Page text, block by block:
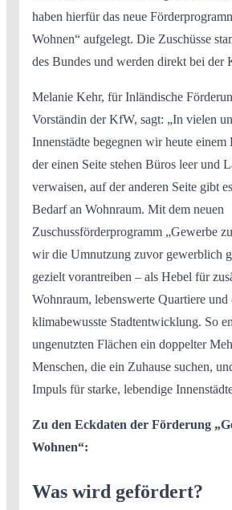
haben hierfür das neue
Wohnen“ aufgelegt. Die Zuschüsse
des Bundes und werden direkt bei der
Melanie Kehr, für Inländische
Vorständin der KfW, sagt: „In vielen
Innenstädte begegnen wir heute
der einen Seite stehen Büros leer und
verwaisen, auf der anderen Seite gibt
Bedarf an Wohnraum. Mit dem neuen
Zuschussförderprogramm „Gewerbe
wir die Umnutzung zuvor gewerblich
gezielt vorantreiben – als Hebel für
Wohnraum, lebenswerte Quartiere und
klimabewusste Stadtentwicklung. So
ungenutzten Flächen ein doppelter
Menschen, die ein Zuhause suchen,
Impuls für starke, lebendige
Zu den Eckdaten der Förderung
Wohnen“:
Was wird gefördert?